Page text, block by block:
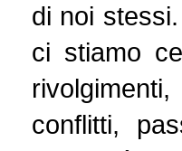
di noi
ci stiamo
conflitti,